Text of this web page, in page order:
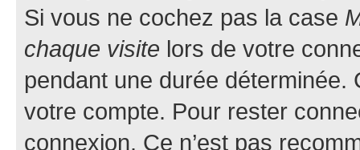
Si vous ne cochez pas la case
chaque visite lors de votre
pendant une durée déterminée.
votre compte. Pour rester
connexion. Ce n’est pas